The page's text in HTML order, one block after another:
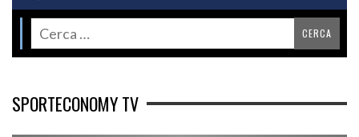
SPORTECONOMY TV